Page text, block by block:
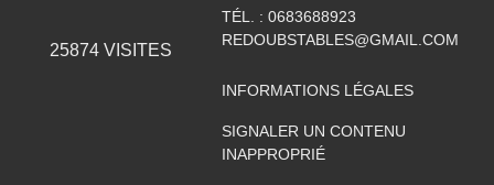
25874VISITES
TÉL. : 0683688923
REDOUBSTABLES@GMAIL.COM
INFORMATIONS LÉGALES
SIGNALER UN CONTENU
INAPPROPRIÉ